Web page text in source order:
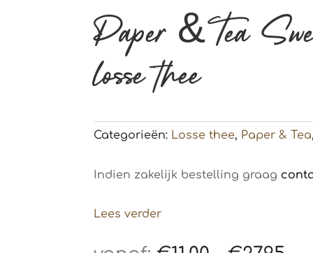
Paper & Tea
losse thee
Categorieën: Losse thee, Paper & Tea
Indien zakelijk bestelling graag
Lees verder